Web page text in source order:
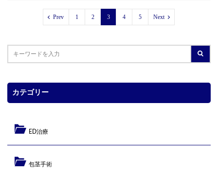
Prev 1 2 3 4 5 Next
カテゴリー
ED治療
包茎手術